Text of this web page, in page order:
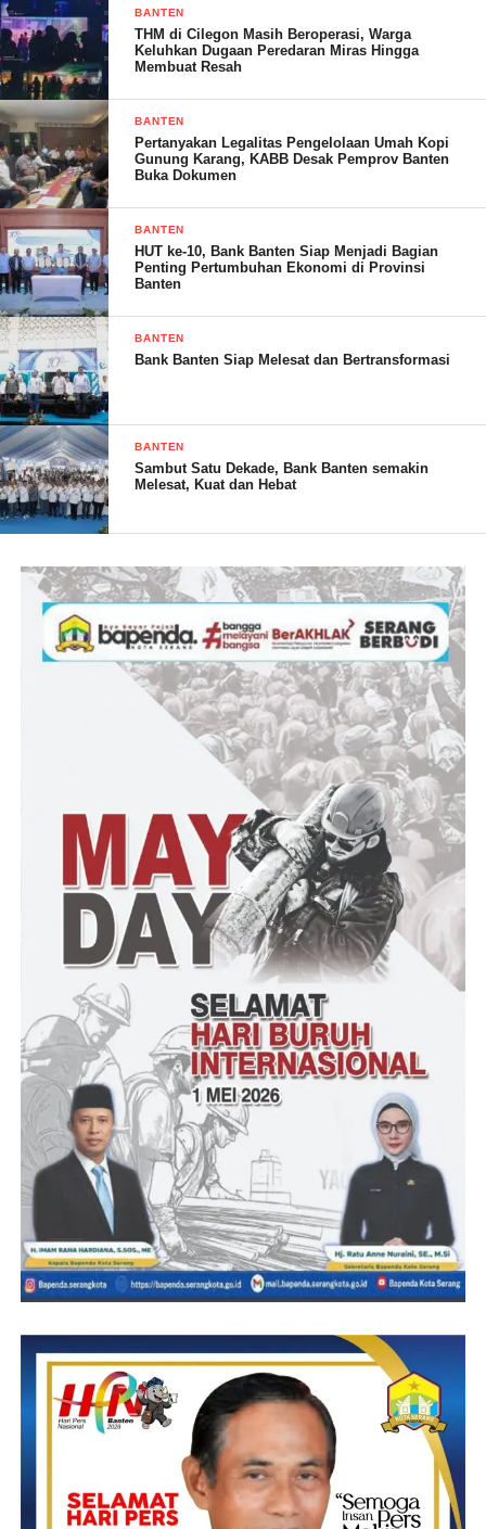
guru.
Kepala Dindikbud Kabupaten Serang Asep Nugraha
mengatakan pihaknya berterima kasih atas informasi tersebut,
karena sebagai bahan pelengkap untuk kontrol.
“Terimakasih informasinya, untuk melengkapi bahan
kontrol kita,” ujarnya. (Dinar)
Post Views: 21
BANTEN
THM di Cilegon Masih Beroperasi, Warga
Keluhkan Dugaan Peredaran Miras Hingga
Membuat Resah
BANTEN
Pertanyakan Legalitas Pengelolaan Umah Kopi
Gunung Karang, KABB Desak Pemprov Banten
Buka Dokumen
BANTEN
HUT ke-10, Bank Banten Siap Menjadi Bagian
Penting Pertumbuhan Ekonomi di Provinsi
Banten
BANTEN
Bank Banten Siap Melesat dan Bertransformasi
BANTEN
Sambut Satu Dekade, Bank Banten semakin
Melesat, Kuat dan Hebat